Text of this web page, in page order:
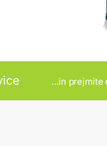
...in prejmite